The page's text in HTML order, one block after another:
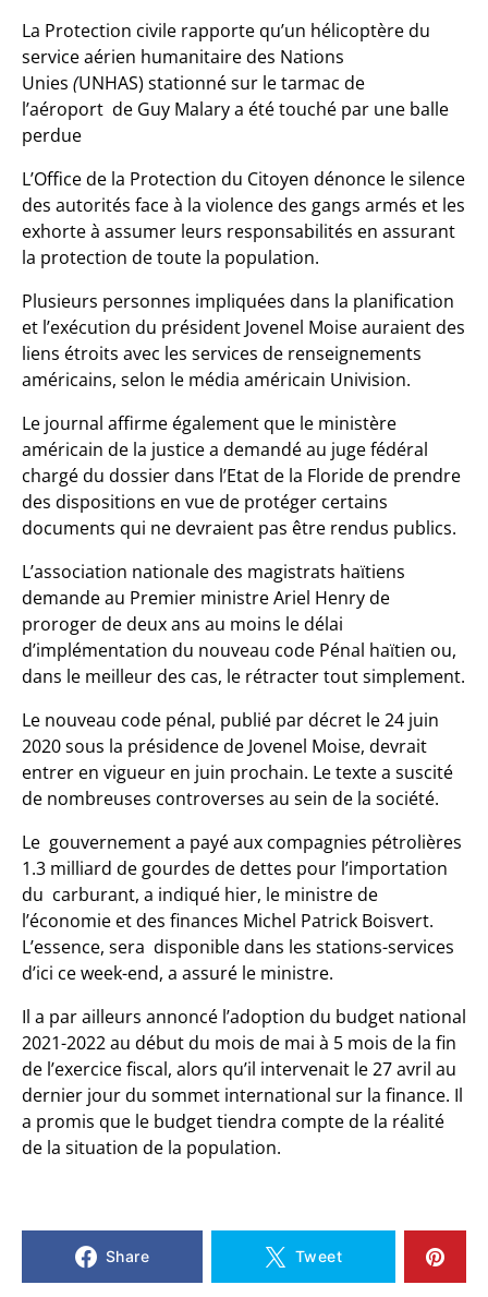
La Protection civile rapporte qu’un hélicoptère du
service aérien humanitaire des Nations
Unies (UNHAS) stationné sur le tarmac de
l’aéroport de Guy Malary a été touché par une balle
perdue
L’Office de la Protection du Citoyen dénonce le silence
des autorités face à la violence des gangs armés et les
exhorte à assumer leurs responsabilités en assurant
la protection de toute la population.
Plusieurs personnes impliquées dans la planification
et l’exécution du président Jovenel Moise auraient des
liens étroits avec les services de renseignements
américains, selon le média américain Univision.
Le journal affirme également que le ministère
américain de la justice a demandé au juge fédéral
chargé du dossier dans l’Etat de la Floride de prendre
des dispositions en vue de protéger certains
documents qui ne devraient pas être rendus publics.
L’association nationale des magistrats haïtiens
demande au Premier ministre Ariel Henry de
proroger de deux ans au moins le délai
d’implémentation du nouveau code Pénal haïtien ou,
dans le meilleur des cas, le rétracter tout simplement.
Le nouveau code pénal, publié par décret le 24 juin
2020 sous la présidence de Jovenel Moise, devrait
entrer en vigueur en juin prochain. Le texte a suscité
de nombreuses controverses au sein de la société.
Le gouvernement a payé aux compagnies pétrolières
1.3 milliard de gourdes de dettes pour l’importation
du carburant, a indiqué hier, le ministre de
l’économie et des finances Michel Patrick Boisvert.
L’essence, sera disponible dans les stations-services
d’ici ce week-end, a assuré le ministre.
Il a par ailleurs annoncé l’adoption du budget national
2021-2022 au début du mois de mai à 5 mois de la fin
de l’exercice fiscal, alors qu’il intervenait le 27 avril au
dernier jour du sommet international sur la finance. Il
a promis que le budget tiendra compte de la réalité
de la situation de la population.
Share Tweet